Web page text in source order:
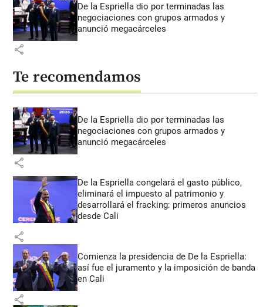
De la Espriella dio por terminadas las
negociaciones con grupos armados y
anunció megacárceles
share
Te recomendamos
De la Espriella dio por terminadas las
negociaciones con grupos armados y
anunció megacárceles
share
De la Espriella congelará el gasto público,
eliminará el impuesto al patrimonio y
desarrollará el fracking: primeros anuncios
desde Cali
share
Comienza la presidencia de De la Espriella:
así fue el juramento y la imposición de banda
en Cali
share